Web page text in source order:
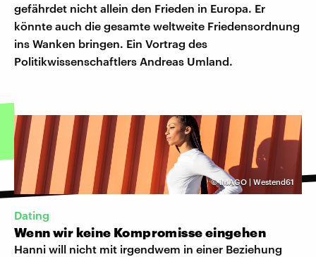
gefährdet nicht allein den Frieden in Europa. Er
könnte auch die gesamte weltweite Friedensordnung
ins Wanken bringen. Ein Vortrag des
Politikwissenschaftlers Andreas Umland.
©IMAGO | Westend61
Dating
Wenn wir keine Kompromisse eingehen
Hanni will nicht mit irgendwem in einer Beziehung